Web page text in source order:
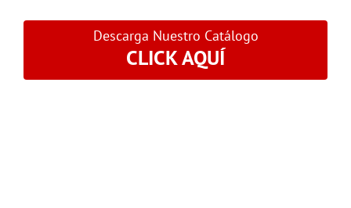
Descarga Nuestro Catálogo
CLICK AQUÍ